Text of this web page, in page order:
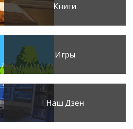
Книги
Игры
Наш Дзен